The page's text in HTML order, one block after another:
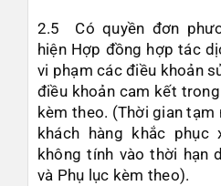
2.5 Có quyền đơn
hiện Hợp đồng hợp tác
vi phạm các điều khoản
điều khoản cam kết
kèm theo. (Thời gian
khách hàng khắc
không tính vào thời hạn
và Phụ lục kèm theo).